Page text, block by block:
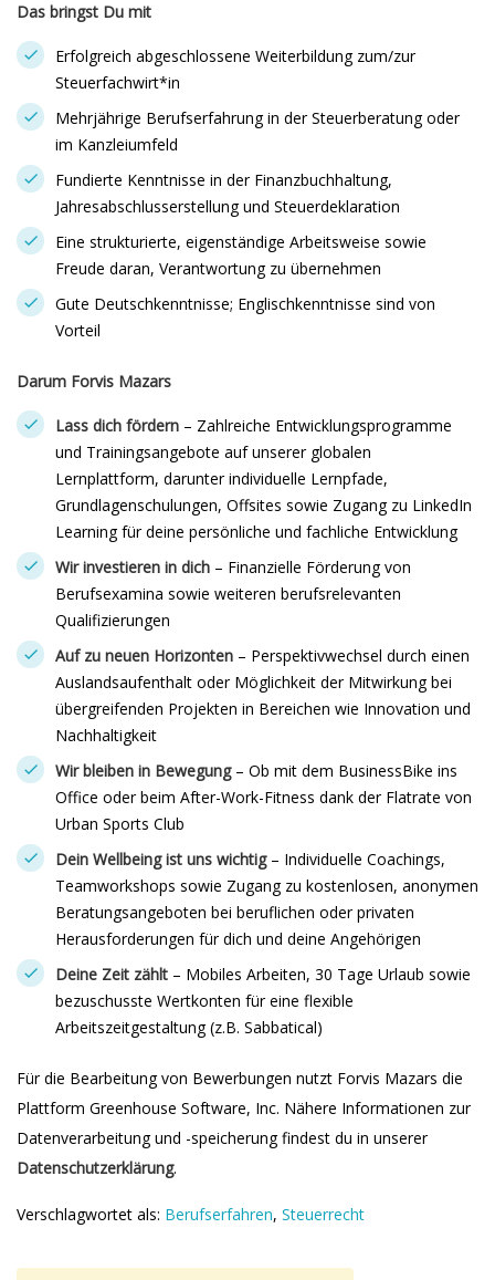
Das bringst Du mit
Erfolgreich abgeschlossene Weiterbildung zum/zur
Steuerfachwirt*in
Mehrjährige Berufserfahrung in der Steuerberatung oder
im Kanzleiumfeld
Fundierte Kenntnisse in der Finanzbuchhaltung,
Jahresabschlusserstellung und Steuerdeklaration
Eine strukturierte, eigenständige Arbeitsweise sowie
Freude daran, Verantwortung zu übernehmen
Gute Deutschkenntnisse; Englischkenntnisse sind von
Vorteil
Darum Forvis Mazars
Lass dich fördern – Zahlreiche Entwicklungsprogramme
und Trainingsangebote auf unserer globalen
Lernplattform, darunter individuelle Lernpfade,
Grundlagenschulungen, Offsites sowie Zugang zu LinkedIn
Learning für deine persönliche und fachliche Entwicklung
Wir investieren in dich – Finanzielle Förderung von
Berufsexamina sowie weiteren berufsrelevanten
Qualifizierungen
Auf zu neuen Horizonten – Perspektivwechsel durch einen
Auslandsaufenthalt oder Möglichkeit der Mitwirkung bei
übergreifenden Projekten in Bereichen wie Innovation und
Nachhaltigkeit
Wir bleiben in Bewegung– Ob mit dem BusinessBike ins
Office oder beim After-Work-Fitness dank der Flatrate von
Urban Sports Club
Dein Wellbeing ist uns wichtig – Individuelle Coachings,
Teamworkshops sowie Zugang zu kostenlosen, anonymen
Beratungsangeboten bei beruflichen oder privaten
Herausforderungen für dich und deine Angehörigen
Deine Zeit zählt – Mobiles Arbeiten, 30 Tage Urlaub sowie
bezuschusste Wertkonten für eine flexible
Arbeitszeitgestaltung (z.B. Sabbatical)
Für die Bearbeitung von Bewerbungen nutzt Forvis Mazars die
Plattform Greenhouse Software, Inc. Nähere Informationen zur
Datenverarbeitung und -speicherung findest du in unserer
Datenschutzerklärung.
Verschlagwortet als: Berufserfahren, Steuerrecht